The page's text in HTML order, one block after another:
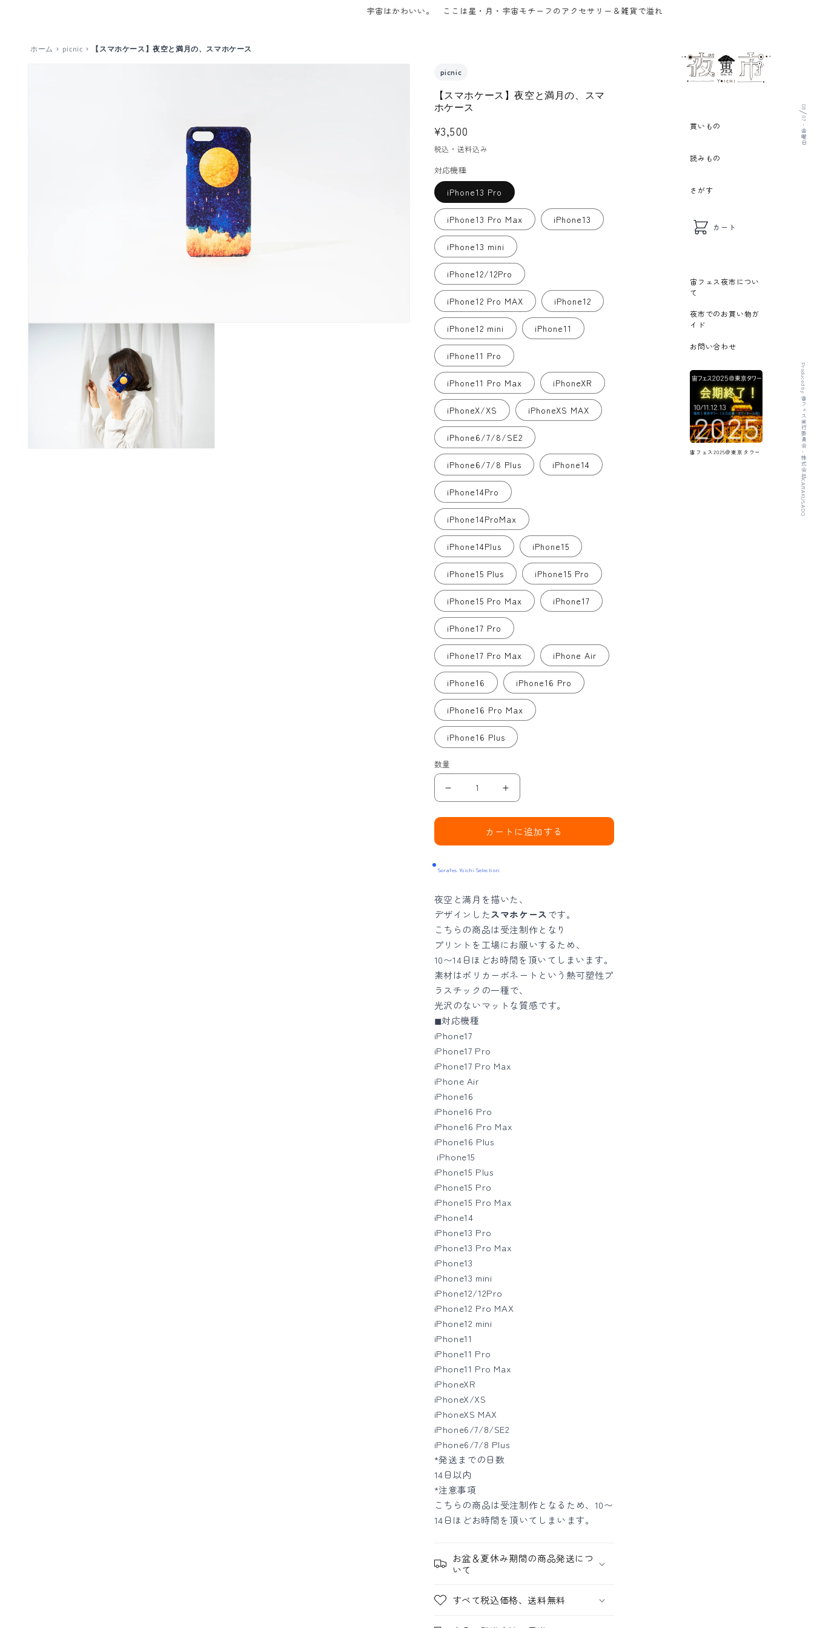
宇宙はかわいい。 ここは星・月・宇宙モチーフのアクセサリー＆雑貨で溢れるずっと夜の街。宙フェス（そらフェス）のアクセサリ
ホーム picnic 【スマホケース】夜空と満月の、スマホケース
picnic
【スマホケース】夜空と満月の、スマ
ホケース
通
常
価
格
¥3,500
税込・送料込み
対応機種
iPhone13 Pro
iPhone13 Pro Max iPhone13
iPhone13 mini
iPhone12/12Pro
iPhone12 Pro MAX iPhone12
iPhone12 mini iPhone11
iPhone11 Pro
iPhone11 Pro Max iPhoneXR
iPhoneX/XS iPhoneXS MAX
iPhone6/7/8/SE2
iPhone6/7/8 Plus iPhone14
iPhone14Pro
iPhone14ProMax
iPhone14Plus iPhone15
iPhone15 Plus iPhone15 Pro
iPhone15 Pro Max iPhone17
iPhone17 Pro
iPhone17 Pro Max iPhone Air
iPhone16 iPhone16 Pro
iPhone16 Pro Max
iPhone16 Plus
数量
ケ
ス】
夜
空
と
満
月
の、
ス
マ
ホ
ケ
ー
ス
の
数
を
減
ら
す
【ス
ホ
ケ
夜
空
と
満
月
の、
ス
マ
ス
カートに追加する
Sorafes Yoichi Selection:
夜空と満月を描いた、
デザインしたスマホケースです。
こちらの商品は受注制作となり
プリントを工場にお願いするため、
10〜14日ほどお時間を頂いてしまいます。
素材はポリカーボネートという熱可塑性プ
ラスチックの一種で、
光沢のないマットな質感です。
◼︎対応機種
iPhone17
iPhone17 Pro
iPhone17 Pro Max
iPhone Air
iPhone16
iPhone16 Pro
iPhone16 Pro Max
iPhone16 Plus
iPhone15
iPhone15 Plus
iPhone15 Pro
iPhone15 Pro Max
iPhone14
iPhone13 Pro
iPhone13 Pro Max
iPhone13
iPhone13 mini
iPhone12/12Pro
iPhone12 Pro MAX
iPhone12 mini
iPhone11
iPhone11 Pro
iPhone11 Pro Max
iPhoneXR
iPhoneX/XS
iPhoneXS MAX
iPhone6/7/8/SE2
iPhone6/7/8 Plus
*発送までの日数
14日以内
*注意事項
こちらの商品は受注制作となるため、10〜
14日ほどお時間を頂いてしまいます。
お盆＆夏休み期間の商品発送につ
いて
すべて税込価格、送料無料
買いもの
読みもの
さがす
カート
宙フェス夜市につい
て
夜市でのお買い物ガ
イド
お問い合わせ
宙フェス2025＠東京タワー
08
/
07 - 金曜日
Produced by 宙フェス実行委員会 - 株式会社KARAKUSADO